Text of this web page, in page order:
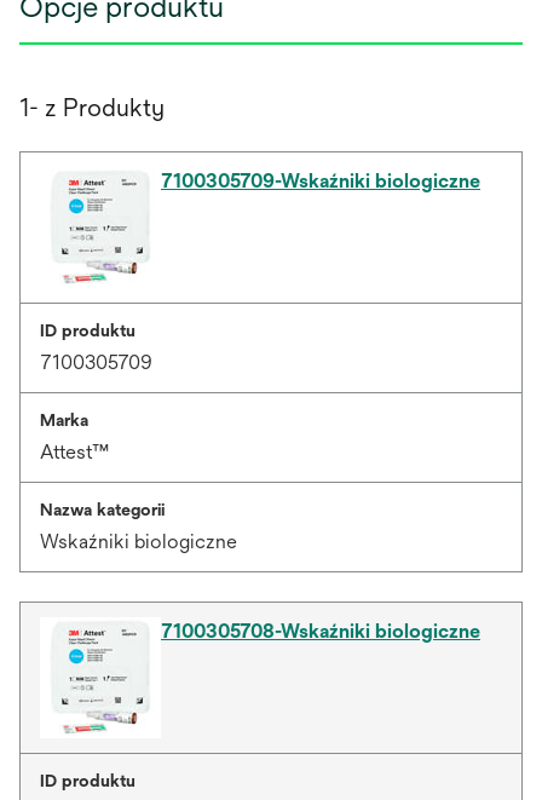
1- z Produkty
7100305709-Wskaźniki biologiczne
ID produktu
7100305709
Marka
Attest™
Nazwa kategorii
Wskaźniki biologiczne
7100305708-Wskaźniki biologiczne
ID produktu